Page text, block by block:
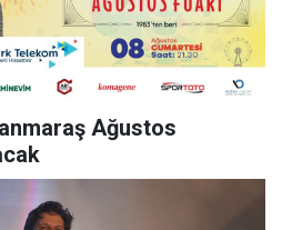
Ağustos